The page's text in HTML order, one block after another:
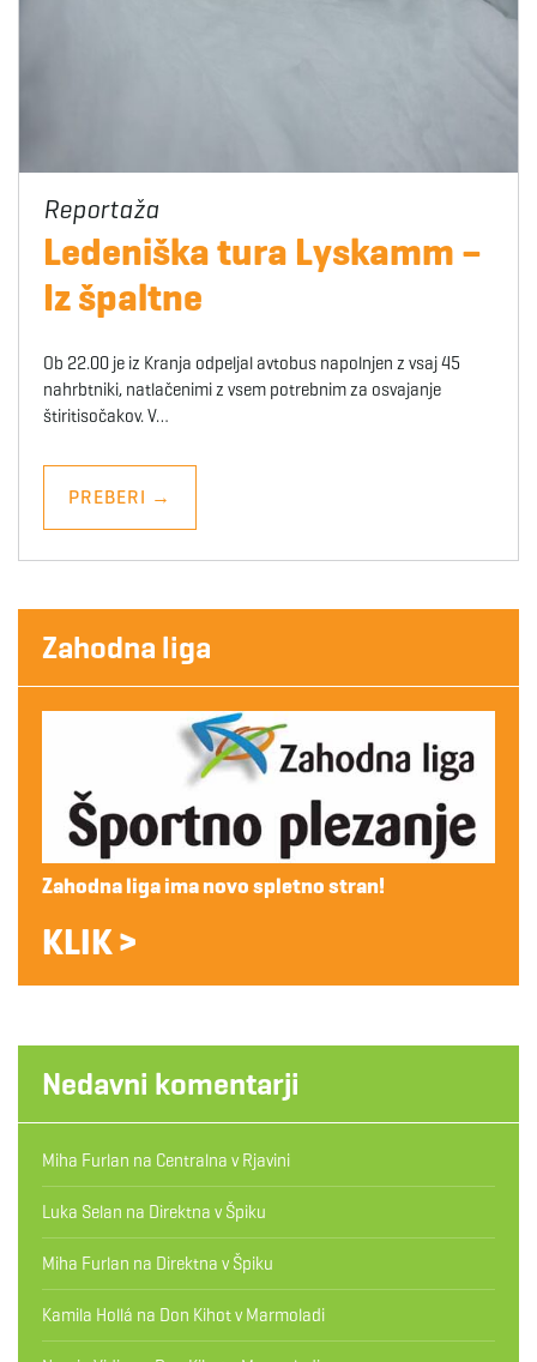
Ledeniška tura Lyskamm –
Iz špaltne
Ob 22.00 je iz Kranja odpeljal avtobus napolnjen z vsaj 45
nahrbtniki, natlačenimi z vsem potrebnim za osvajanje
štiritisočakov. V…
PREBERI →
Zahodna liga
Zahodna liga ima novo spletno stran!
KLIK >
Nedavni komentarji
Miha Furlan na Centralna v Rjavini
Luka Selan na Direktna v Špiku
Miha Furlan na Direktna v Špiku
Kamila Hollá na Don Kihot v Marmoladi